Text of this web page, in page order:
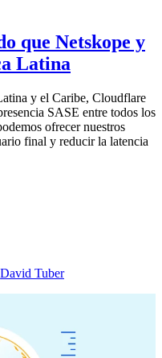
que Netskope y
Latina
y el Caribe, Cloudflare
SASE entre todos los
ofrecer nuestros
final y reducir la latencia
David Tuber